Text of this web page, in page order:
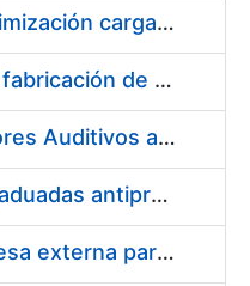
Pliego condiciones optimización cargas compras firmado
Acuerdo marco para la fabricación de piezas
Suministro de Protectores Auditivos a medida para las personas trabajadoras de los Centros de Trabajo de Madrid y Burgos
Suministro de gafas graduadas antiproyecciones para los trabajadores de la FNMT-RCM en los centros de trabajo de Madrid y Burgos
Servicios de una empresa externa para el asesoramiento y resolución de los recursos de alzada que se presentan relacionados con procesos de selección para la FNMT-RCM